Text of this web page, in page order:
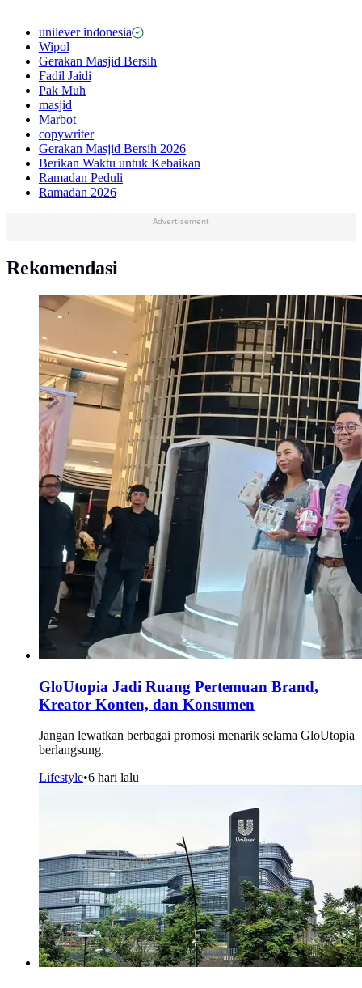
unilever indonesia
Wipol
Gerakan Masjid Bersih
Fadil Jaidi
Pak Muh
masjid
Marbot
copywriter
Gerakan Masjid Bersih 2026
Berikan Waktu untuk Kebaikan
Ramadan Peduli
Ramadan 2026
Advertisement
Rekomendasi
GloUtopia Jadi Ruang Pertemuan Brand,
Kreator Konten, dan Konsumen
Jangan lewatkan berbagai promosi menarik selama GloUtopia
berlangsung.
Lifestyle•6 hari lalu